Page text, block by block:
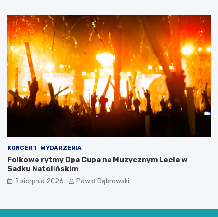
o
d
z
i
e
ż
y
KONCERT WYDARZENIA
Folkowe rytmy Opa Cupa na Muzycznym Lecie w
Sadku Natolińskim
7 sierpnia 2026 Paweł Dąbrowski